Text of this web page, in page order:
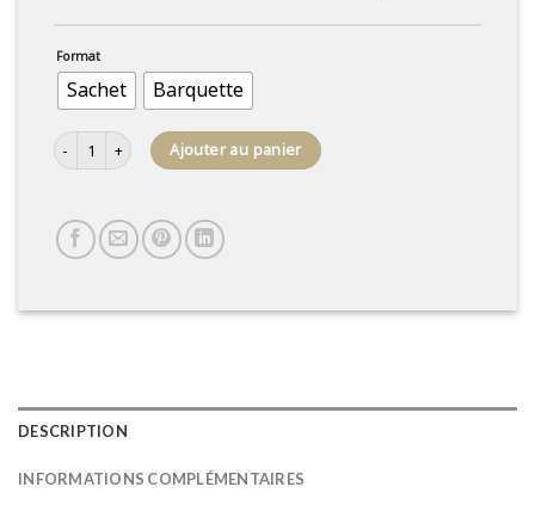
Format
Sachet Barquette
quantité de Minis sablés - Assortiment
Ajouter au panier
DESCRIPTION
INFORMATIONS COMPLÉMENTAIRES